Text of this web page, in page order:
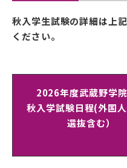
秋入学生試験の詳細は上
ください。
2026年度武蔵野学
秋入学試験日程(外国
選抜含む）